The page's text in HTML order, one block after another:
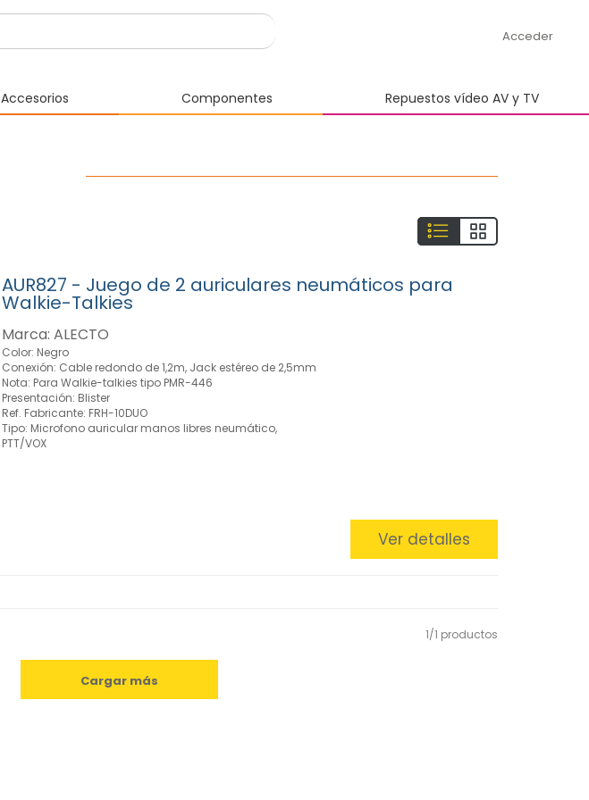
Acceder
Accesorios Componentes Repuestos vídeo AV y TV
AUR827 - Juego de 2 auriculares neumáticos para
Walkie-Talkies
Marca: ALECTO
Color: Negro
Conexión: Cable redondo de 1,2m, Jack estéreo de 2,5mm
Nota: Para Walkie-talkies tipo PMR-446
Presentación: Blister
Ref. Fabricante: FRH-10DUO
Tipo: Microfono auricular manos libres neumático,
PTT/VOX
Ver detalles
1/1 productos
Cargar más